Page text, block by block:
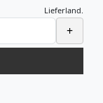
Lieferland.
+